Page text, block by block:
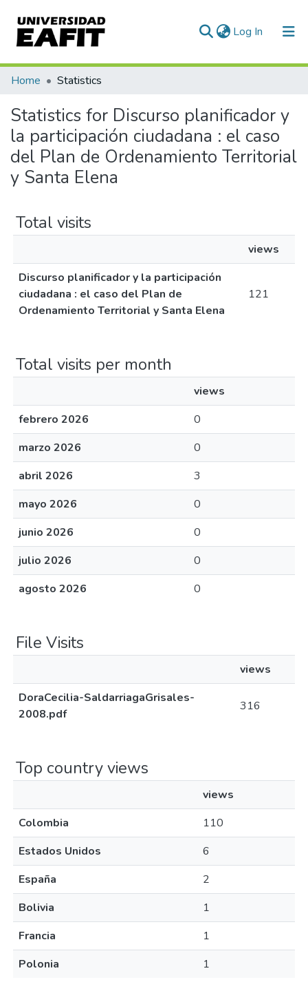
Log In (current)
Communities & Collections
All of DSpace
Home Statistics
Statistics for Discurso planificador y
la participación ciudadana : el caso
del Plan de Ordenamiento Territorial
y Santa Elena
Total visits
views
Discurso planificador y la participación
ciudadana : el caso del Plan de
Ordenamiento Territorial y Santa Elena
121
Total visits per month
views
febrero 2026
0
marzo 2026
0
abril 2026
3
mayo 2026
0
junio 2026
0
julio 2026
0
agosto 2026
0
File Visits
views
DoraCecilia-SaldarriagaGrisales-
2008.pdf
316
Top country views
views
Colombia
110
Estados Unidos
6
España
2
Bolivia
1
Francia
1
Polonia
1